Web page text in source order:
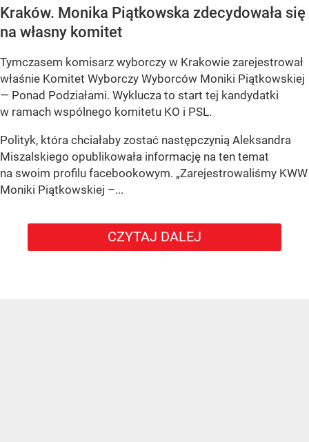
Kraków. Monika Piątkowska zdecydowała się
na własny komitet
Tymczasem komisarz wyborczy w Krakowie zarejestrował
właśnie Komitet Wyborczy Wyborców Moniki Piątkowskiej
— Ponad Podziałami. Wyklucza to start tej kandydatki
w ramach wspólnego komitetu KO i PSL.
Polityk, która chciałaby zostać następczynią Aleksandra
Miszalskiego opublikowała informację na ten temat
na swoim profilu facebookowym. „Zarejestrowaliśmy KWW
Moniki Piątkowskiej –...
CZYTAJ DALEJ